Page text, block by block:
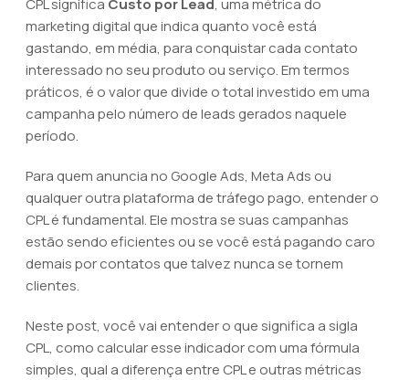
CPL significa Custo por Lead, uma métrica do
marketing digital que indica quanto você está
gastando, em média, para conquistar cada contato
interessado no seu produto ou serviço. Em termos
práticos, é o valor que divide o total investido em uma
campanha pelo número de leads gerados naquele
período.
Para quem anuncia no Google Ads, Meta Ads ou
qualquer outra plataforma de tráfego pago, entender o
CPL é fundamental. Ele mostra se suas campanhas
estão sendo eficientes ou se você está pagando caro
demais por contatos que talvez nunca se tornem
clientes.
Neste post, você vai entender o que significa a sigla
CPL, como calcular esse indicador com uma fórmula
simples, qual a diferença entre CPL e outras métricas